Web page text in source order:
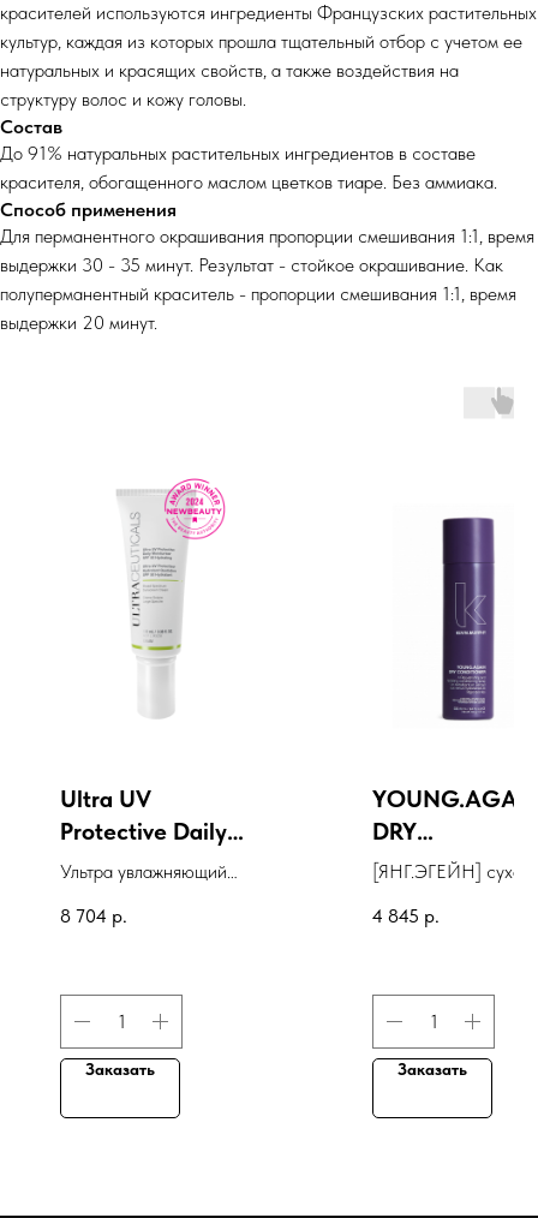
красителей используются ингредиенты Французских растительных
культур, каждая из которых прошла тщательный отбор с учетом ее
натуральных и красящих свойств, а также воздействия на
структуру волос и кожу головы.
Состав
До 91% натуральных растительных ингредиентов в составе
красителя, обогащенного маслом цветков тиаре. Без аммиака.
Способ применения
Для перманентного окрашивания пропорции смешивания 1:1, время
выдержки 30 - 35 минут. Результат - стойкое окрашивание. Как
полуперманентный краситель - пропорции смешивания 1:1, время
выдержки 20 минут.
Ultra UV
Protective Daily
Moisturiser SPF
Ультра увлажняющий
эффектом гидратации
8 704 р.
Заказать
DRY
CONDITIONER
[ЯНГ.ЭГЕЙН] сухой
4 845 р.
Заказать